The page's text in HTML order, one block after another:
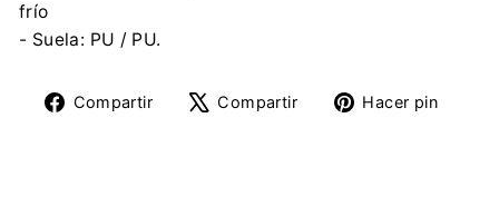
frío
- Suela: PU / PU.
Compartir
CompartirCompartir
TuitearHacer pin